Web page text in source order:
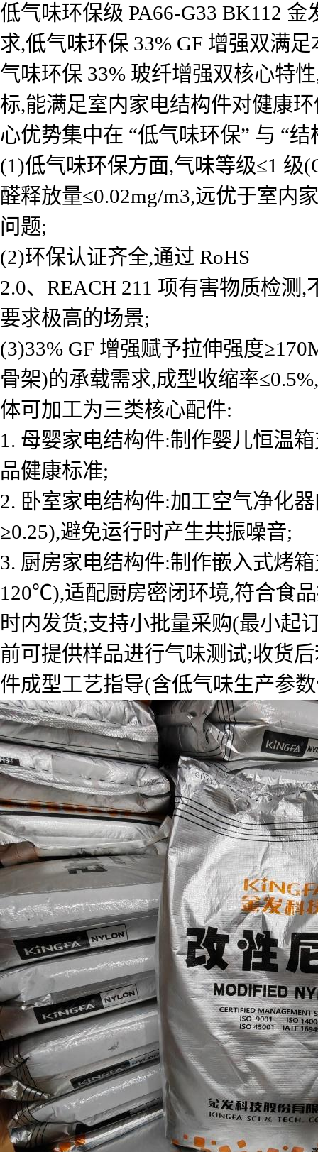
低气味环保级 PA66-G33 BK112
求,低气味环保 33% GF 增强双满
气味环保 33% 玻纤增强双核心特
标,能满足室内家电结构件对健康
心优势集中在 “低气味环保” 与 “
(1)低气味环保方面,气味等级≤1 级
醛释放量≤0.02mg/m3,远优于室内
问题;
(2)环保认证齐全,通过 RoHS
2.0、REACH 211 项有害物质检
要求极高的场景;
(3)33% GF 增强赋予拉伸强度
骨架)的承载需求,成型收缩率
体可加工为三类核心配件:
1. 母婴家电结构件:制作婴儿恒温
品健康标准;
2. 卧室家电结构件:加工空气净化
≥0.25),避免运行时产生共振噪音;
3. 厨房家电结构件:制作嵌入式烤
120℃),适配厨房密闭环境,符合食
时内发货;支持小批量采购(最小起
前可提供样品进行气味测试;收货
件成型工艺指导(含低气味生产参